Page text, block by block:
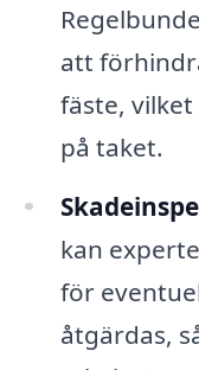
att
fäste,
på taket.
kan
för
åtgärdas,